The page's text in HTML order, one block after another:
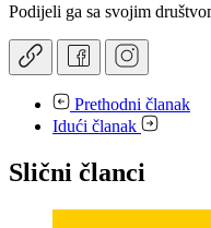
Podijeli ga sa svojim
Prethodni članak
Idući članak
Slični članci